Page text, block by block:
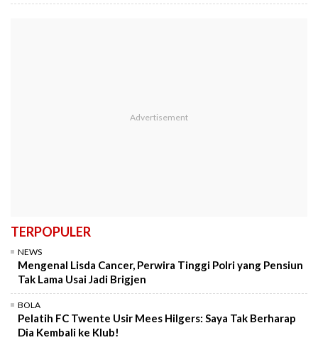
TERPOPULER
NEWS
Mengenal Lisda Cancer, Perwira Tinggi Polri yang Pensiun
Tak Lama Usai Jadi Brigjen
BOLA
Pelatih FC Twente Usir Mees Hilgers: Saya Tak Berharap
Dia Kembali ke Klub!